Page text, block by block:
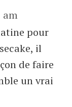
am
pour
il
de faire
un vrai